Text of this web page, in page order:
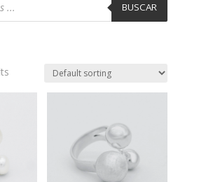
BUSCAR